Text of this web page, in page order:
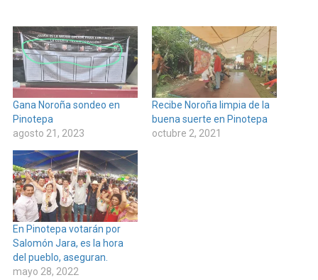
Gana Noroña sondeo en
Pinotepa
agosto 21, 2023
Recibe Noroña limpia de la
buena suerte en Pinotepa
octubre 2, 2021
En Pinotepa votarán por
Salomón Jara, es la hora
del pueblo, aseguran.
mayo 28, 2022